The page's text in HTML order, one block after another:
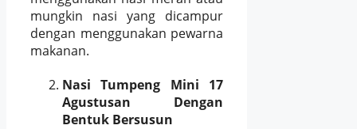
mungkin nasi yang dicampur
dengan menggunakan pewarna
makanan.
Nasi Tumpeng Mini 17
Agustusan Dengan
Bentuk Bersusun